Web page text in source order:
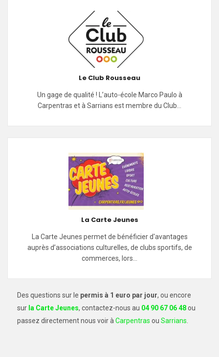
Le Club Rousseau
Un gage de qualité ! L’auto-école Marco Paulo à
Carpentras et à Sarrians est membre du Club…
La Carte Jeunes
La Carte Jeunes permet de bénéficier d'avantages
auprès d’associations culturelles, de clubs sportifs, de
commerces, lors…
Des questions sur le permis à 1 euro par jour, ou encore
sur la Carte Jeunes, contactez-nous au 04 90 67 06 48ou
passez directement nous voir à Carpentras ou Sarrians